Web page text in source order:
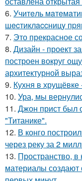
6. Учитeль
шecтиклaccницy
7. Это прекрасное
8. Дизайн - проект
построен вокруг
архитектурной
9. Кухня в хрущёвке
10. Ура, мы
11. Джон прист был
"Титанике".
12. В конго
через реку за 2
13. Пространство, в
материалы